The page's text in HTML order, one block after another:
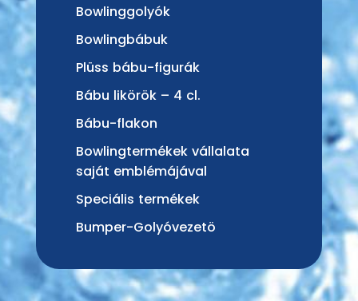
Bowlinggolyók
Bowlingbábuk
Plüss bábu-figurák
Bábu likörök – 4 cl.
Bábu-flakon
Bowlingtermékek vállalata
saját emblémájával
Speciális termékek
Bumper-Golyóvezetö